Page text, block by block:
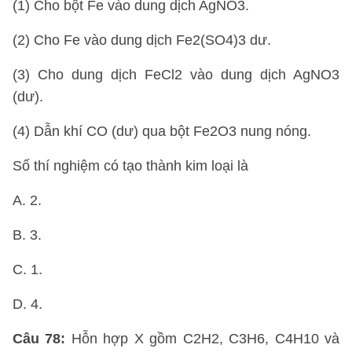
(1) Cho bột Fe vào dung dịch AgNO3.
(2) Cho Fe vào dung dịch Fe2(SO4)3 dư.
(3) Cho dung dịch FeCl2 vào dung dịch AgNO3
(dư).
(4) Dẫn khí CO (dư) qua bột Fe2O3 nung nóng.
Số thí nghiệm có tạo thành kim loại là
A. 2.
B. 3.
C. 1.
D. 4.
Câu 78: Hỗn hợp X gồm C2H2, C3H6, C4H10 và